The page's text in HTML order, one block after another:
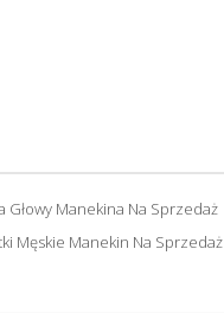
Głowy Manekina Na Sprzedaż
Męskie Manekin Na Sprzedaż